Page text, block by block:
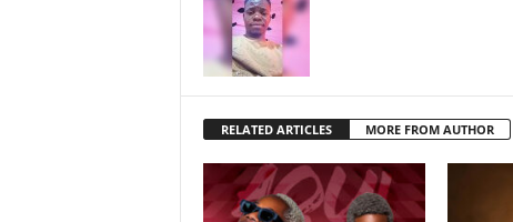
RELATED ARTICLES MORE FROM AUTHOR